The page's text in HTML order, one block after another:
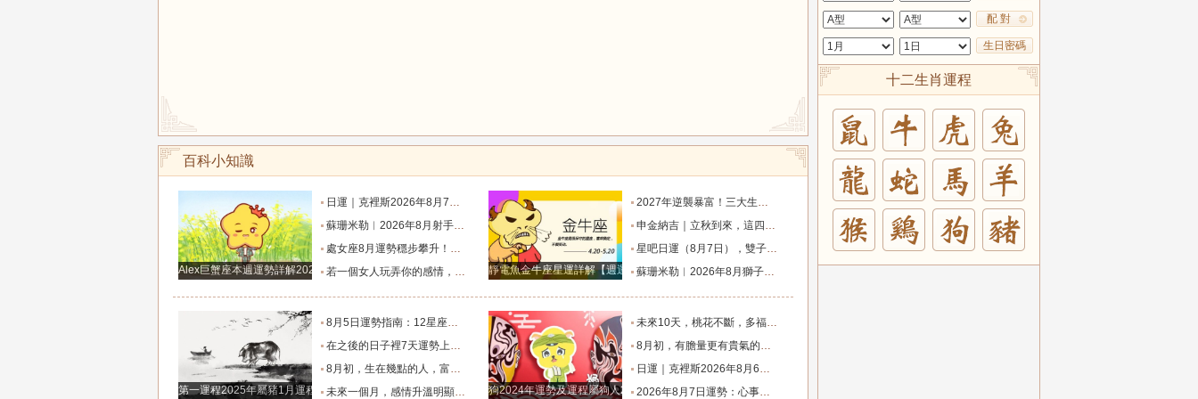
百科小知識
Alex巨蟹座本週運勢詳解2024.12.23-12.29
日運｜克裡斯2026年8月7日十二星座運勢_天秤座_金星_主動
蘇珊米勒︱2026年8月射手座月度運勢_日食_九宮_伴侶
處女座8月運勢穩步攀升！打磨細節，付出皆有回響好運連連_工作_過往_月度
若一個女人玩弄你的感情，那她一定有這樣的表現！_星座_女性_距離感
靜電魚金牛座星運詳解【週運2024年12月9日-12月15日】
2027年逆襲暴富！三大生肖踩中流年財星，一路飛速賺大錢_財富_貴人_屬豬
申金納吉｜立秋到來，這四大生肖要走好運了_金水_申辰_午馬
星吧日運（8月7日），雙子座沮喪，水瓶座不愉快，雙魚座有誤會_工作_情人_方會更
蘇珊米勒︱2026年8月獅子座月度運勢_木星_滿月_日食
第一運程2025年屬豬1月運程解析
8月5日運勢指南：12星座今天該咋個整？_朋友_水瓶_處女
在之後的日子裡7天運勢上升，橫財滾滾入門，從小是福星的星座_生活_在未來_好運
8月初，生在幾點的人，富有才情，桃花旺盛，和氣生財過一生_天秤座_獅子座_關係
未來一個月，感情升溫明顯的三個星座，值得的人靠近_時間_雙魚_反應
狗2024年運勢及運程屬狗人2024運勢好嗎
未來10天，桃花不斷，多福多運，遇見甜蜜愛情的幾個星座_金牛座_雙子座_家庭
8月初，有膽量更有貴氣的四個星座，能成為事業王者，生意興隆_初將_天蠍座_朋友
日運｜克裡斯2026年8月6日十二星座運勢_處理_對方_主動
2026年8月7日運勢：心事懸在半空最是疲憊，今天迷霧散去，所有人都能接住生活給出的明確答復_事情_層面_關係
配 對
生日密碼
十二生肖運程
羊